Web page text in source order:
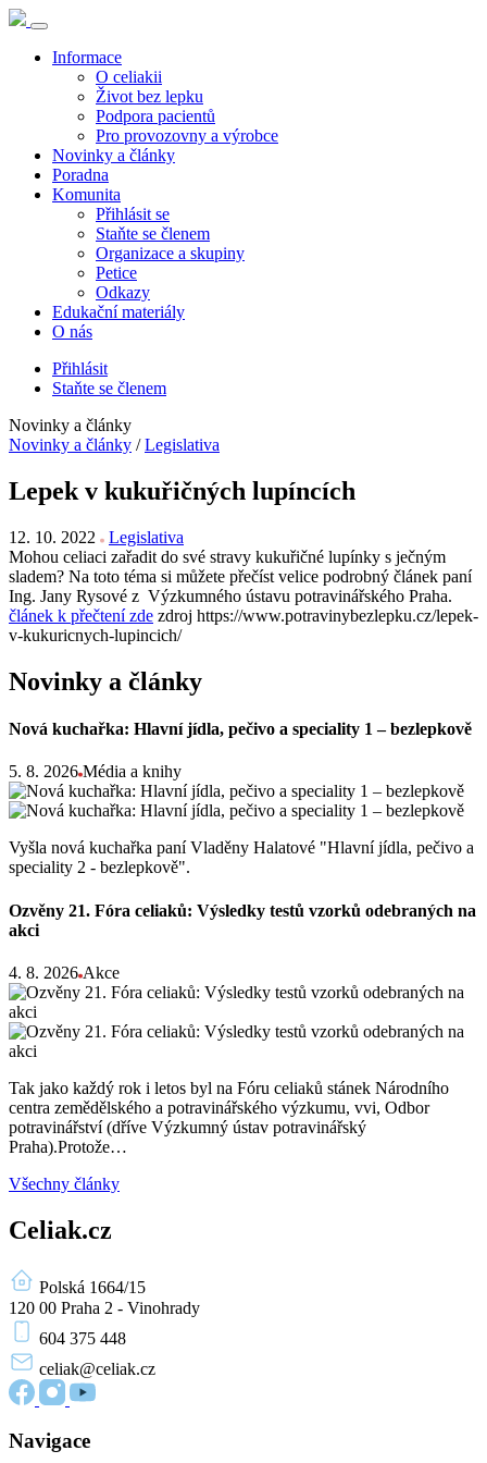
Informace
O celiakii
Život bez lepku
Podpora pacientů
Pro provozovny a výrobce
Novinky a články
Poradna
Komunita
Přihlásit se
Staňte se členem
Organizace a skupiny
Petice
Odkazy
Edukační materiály
O nás
Přihlásit
Staňte se členem
Novinky a články
Novinky a články / Legislativa
Lepek v kukuřičných lupíncích
12. 10. 2022
Legislativa
Mohou celiaci zařadit do své stravy kukuřičné lupínky s ječným
sladem? Na toto téma si můžete přečíst velice podrobný článek paní
Ing. Jany Rysové z Výzkumného ústavu potravinářského Praha.
článek k přečtení zde zdroj https://www.potravinybezlepku.cz/lepek-
v-kukuricnych-lupincich/
Novinky a články
Nová kuchařka: Hlavní jídla, pečivo a speciality 1 – bezlepkově
5. 8. 2026 Média a knihy
Vyšla nová kuchařka paní Vladěny Halatové "Hlavní jídla, pečivo a
speciality 2 - bezlepkově".
Ozvěny 21. Fóra celiaků: Výsledky testů vzorků odebraných na
akci
4. 8. 2026 Akce
Tak jako každý rok i letos byl na Fóru celiaků stánek Národního
centra zemědělského a potravinářského výzkumu, vvi, Odbor
potravinářství (dříve Výzkumný ústav potravinářský
Praha).Protože…
Všechny články
Celiak.cz
Polská 1664/15
120 00 Praha 2 - Vinohrady
604 375 448
celiak@celiak.cz
Navigace